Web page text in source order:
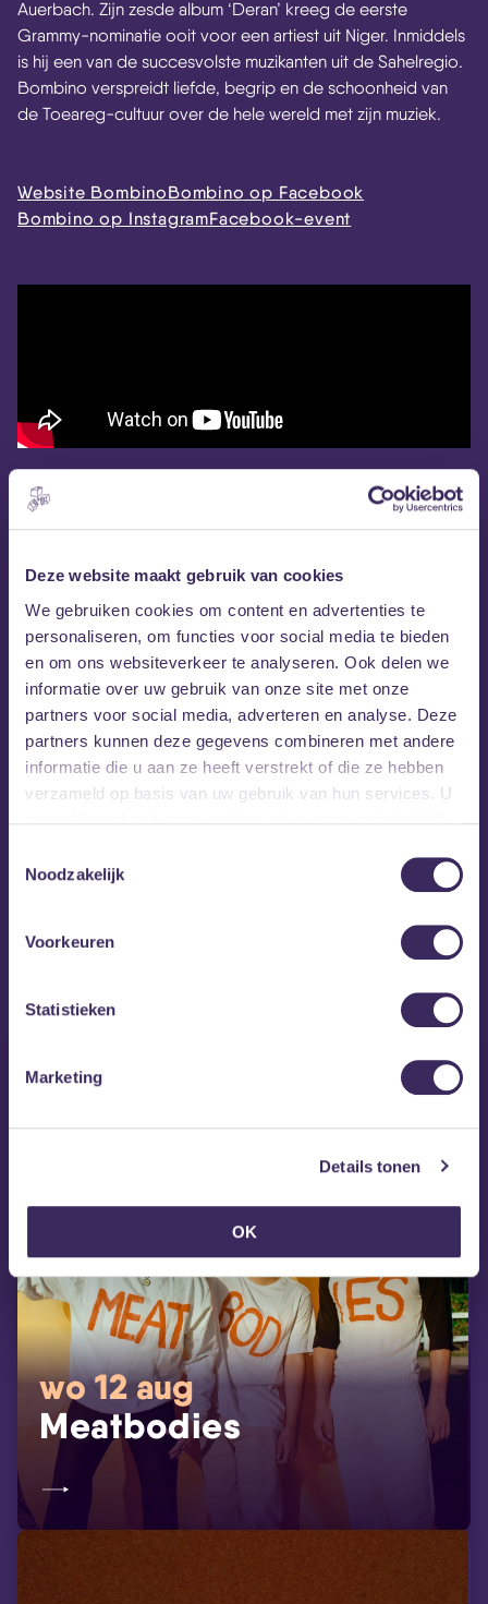
Deze website maakt gebruik van cookies
We gebruiken cookies om content en advertenties te
personaliseren, om functies voor social media te bieden
en om ons websiteverkeer te analyseren. Ook delen we
informatie over uw gebruik van onze site met onze
partners voor social media, adverteren en analyse. Deze
partners kunnen deze gegevens combineren met andere
informatie die u aan ze heeft verstrekt of die ze hebben
verzameld op basis van uw gebruik van hun services. U
Noodzakelijk
Voorkeuren
Statistieken
Marketing
Details tonen
OK
Auerbach. Zijn zesde album ‘Deran’ kreeg de eerste
Grammy-nominatie ooit voor een artiest uit Niger. Inmiddels
is hij een van de succesvolste muzikanten uit de Sahelregio.
Bombino verspreidt liefde, begrip en de schoonheid van
de Toeareg-cultuur over de hele wereld met zijn muziek.
Website BombinoBombino op Facebook
Bombino op InstagramFacebook-event
wo 12 aug
Meatbodies